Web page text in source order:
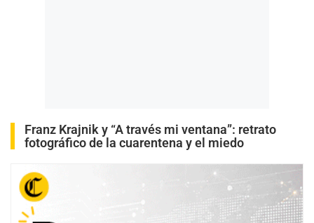
Franz Krajnik y “A través mi ventana”: retrato
fotográfico de la cuarentena y el miedo